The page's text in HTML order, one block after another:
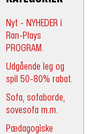
Nyt - NYHEDER i
Ran-Plays
PROGRAM.
Udgående leg og
spil 50-80% rabat.
Sofa, sofaborde,
sovesofa m.m.
Pædagogiske